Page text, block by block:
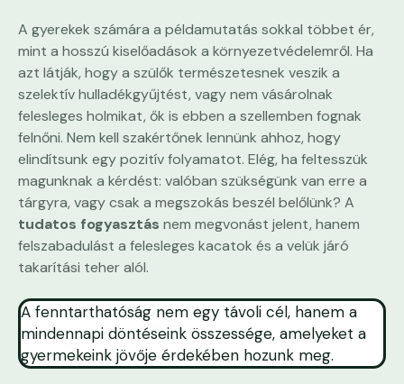
A gyerekek számára a példamutatás sokkal többet ér,
mint a hosszú kiselőadások a környezetvédelemről. Ha
azt látják, hogy a szülők természetesnek veszik a
szelektív hulladékgyűjtést, vagy nem vásárolnak
felesleges holmikat, ők is ebben a szellemben fognak
felnőni. Nem kell szakértőnek lennünk ahhoz, hogy
elindítsunk egy pozitív folyamatot. Elég, ha feltesszük
magunknak a kérdést: valóban szükségünk van erre a
tárgyra, vagy csak a megszokás beszél belőlünk? A
tudatos fogyasztás nem megvonást jelent, hanem
felszabadulást a felesleges kacatok és a velük járó
takarítási teher alól.
A fenntarthatóság nem egy távoli cél, hanem a
mindennapi döntéseink összessége, amelyeket a
gyermekeink jövője érdekében hozunk meg.